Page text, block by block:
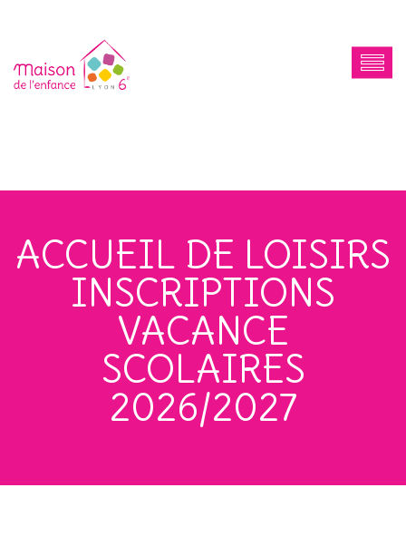
ACCUEIL DE LOISIRS
INSCRIPTIONS
VACANCE
SCOLAIRES
2026/2027